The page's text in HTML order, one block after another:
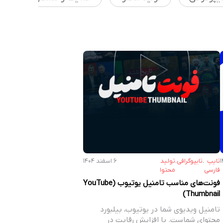
تایپ
فارسی
.تایپوگرافی.تولید
محتوا
۶ اسفند ۱۴۰۴
فونت‌های مناسب تامنیل یوتیوب (YouTube
Thumbnail)
تامنیل ویدیوی شما در یوتیوب، بیلبورد
محتوای شماست. با افزایش رقابت در